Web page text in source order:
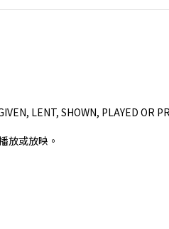
LENT, SHOWN, PLAYED OR
放或放映。